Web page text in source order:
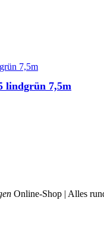
lindgrün 7,5m
Online-Shop | Alles